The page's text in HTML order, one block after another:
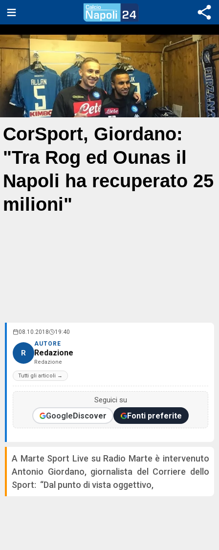
CorSport, Giordano:
"Tra Rog ed Ounas il
Napoli ha recuperato 25
milioni"
08.10.2018 19:40
R
AUTORE
Redazione
Redazione
Tutti gli articoli →
Seguici su
GoogleDiscover Fonti preferite
A Marte Sport Live su Radio Marte è intervenuto
Antonio Giordano, giornalista del Corriere dello
Sport: “Dal punto di vista oggettivo,